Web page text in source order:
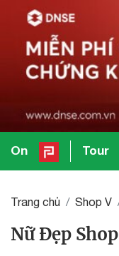
On Tour
Trang chủ Shop V
Nữ Đẹp Shop